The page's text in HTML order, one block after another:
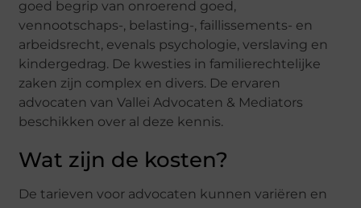
goed begrip van onroerend goed,
vennootschaps-, belasting-, faillissements- en
arbeidsrecht, evenals psychologie, verslaving en
kindergedrag. De kwesties in familierechtelijke
zaken zijn complex en divers. De ervaren
advocaten van Vallei Advocaten & Mediators
beschikken over al deze kennis.
Wat zijn de kosten?
De tarieven voor advocaten kunnen variëren en